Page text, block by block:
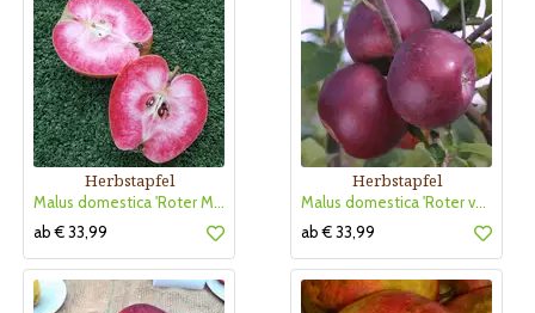
Herbstapfel
Malus domestica 'Roter Mond'
ab € 33,99
Herbstapfel
Malus domestica 'Roter von Simonffi'
ab € 33,99